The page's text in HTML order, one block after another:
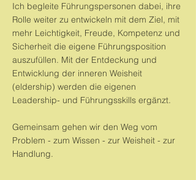
Ich begleite Führungspersonen dabei, ihre
Rolle weiter zu entwickeln mit dem Ziel, mit
mehr Leichtigkeit, Freude, Kompetenz und
Sicherheit die eigene Führungsposition
auszufüllen. Mit der Entdeckung und
Entwicklung der inneren Weisheit
(eldership) werden die eigenen
Leadership- und Führungsskills ergänzt.
Gemeinsam gehen wir den Weg vom
Problem - zum Wissen - zur Weisheit - zur
Handlung.